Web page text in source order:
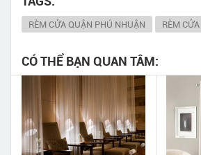
RÈM CỬA QUẬN PHÚ NHUẬN RÈM CỬA
CÓ THỂ BẠN QUAN TÂM: